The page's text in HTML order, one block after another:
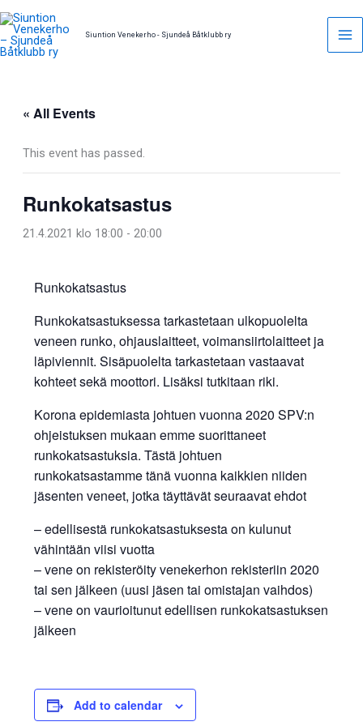
Skip
to
content
Siuntion Venekerho - Sjundeå Båtklubb ry
« All Events
This event has passed.
Runkokatsastus
21.4.2021 klo 18:00 - 20:00
Runkokatsastus
Runkokatsastuksessa tarkastetaan ulkopuolelta
veneen runko, ohjauslaitteet, voimansiirtolaitteet ja
läpiviennit. Sisäpuolelta tarkastetaan vastaavat
kohteet sekä moottori. Lisäksi tutkitaan riki.
Korona epidemiasta johtuen vuonna 2020 SPV:n
ohjeistuksen mukaan emme suorittaneet
runkokatsastuksia. Tästä johtuen
runkokatsastamme tänä vuonna kaikkien niiden
jäsenten veneet, jotka täyttävät seuraavat ehdot
– edellisestä runkokatsastuksesta on kulunut
vähintään viisi vuotta
– vene on rekisteröity venekerhon rekisteriin 2020
tai sen jälkeen (uusi jäsen tai omistajan vaihdos)
– vene on vaurioitunut edellisen runkokatsastuksen
jälkeen
Add to calendar